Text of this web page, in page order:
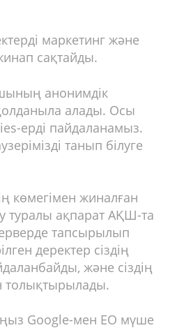
маркетинг және
сақтайды.
анонимдік
алады. Осы
ерді пайдаланамыз.
танып білуге
көмегімен жиналған
туралы ақпарат АҚШ-та
тапсырылып
деректер сіздің
және сіздің
толықтырылады.
Google-мен ЕО мүше